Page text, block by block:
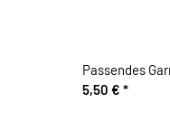
Passendes
5,50 € *